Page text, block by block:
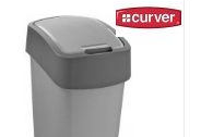
Vergleichen